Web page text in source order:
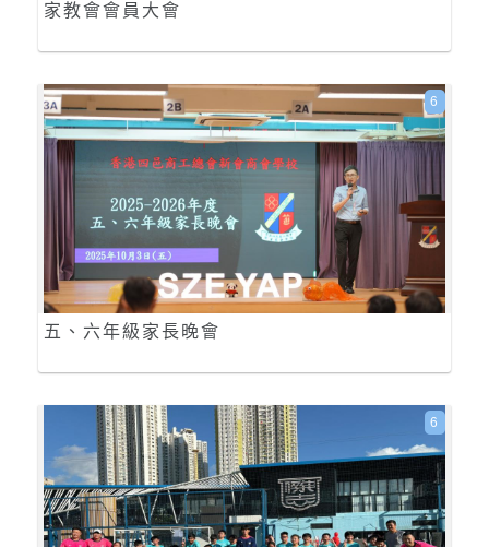
家教會會員大會
五、六年級家長晚會
6
6